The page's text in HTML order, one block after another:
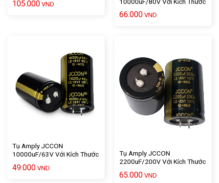
Cao – 1 Cái
105.000 VND
6 X 3.5 Chất Lượng Cao – 1
Cái
66.000 VND
Tụ Amply JCCON
10000uF/63V Với Kích Thước
49.000 VND
Tụ Amply JCCON
2200uF/200V Với Kích Thước
5 X 3.5 Chất Lượng Cao – 1
Cái
65.000 VND